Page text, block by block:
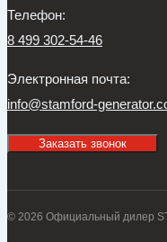
Телефон:
8 499 302-54-46
Электронная почта:
info@stamford-
Заказать звонок
© 2026 Официальный дилер